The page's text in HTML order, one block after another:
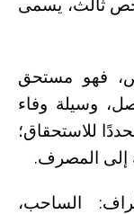
فهو مستحق
وسيلة وفاء
للاستحقاق؛
إلى المصرف.
الساحب،